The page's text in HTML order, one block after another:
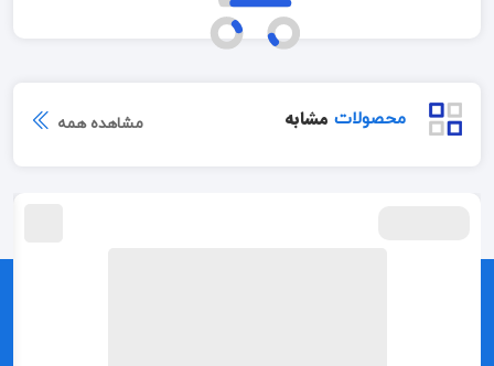
محصولات مشابه مشاهده همه